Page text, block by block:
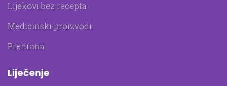
Lijekovi bez recepta
Medicinski proizvodi
Prehrana
Liječenje